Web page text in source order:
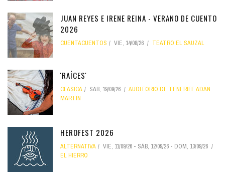
JUAN REYES E IRENE REINA - VERANO DE CUENTO
2026
CUENTACUENTOS VIE, 14/08/26 TEATRO EL SAUZAL
'RAÍCES'
CLÁSICA SÁB, 19/09/26
AUDITORIO DE TENERIFE ADÁN
MARTÍN
HEROFEST 2026
ALTERNATIVA VIE, 11/09/26 - SÁB, 12/09/26 - DOM, 13/09/26
EL HIERRO